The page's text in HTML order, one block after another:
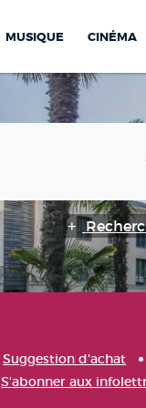
MUSIQUE CINÉMA
Suggestion d'achat
S'abonner aux